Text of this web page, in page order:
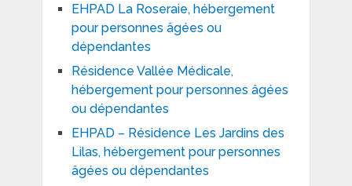
EHPAD La Roseraie, hébergement
pour personnes âgées ou
dépendantes
Résidence Vallée Médicale,
hébergement pour personnes âgées
ou dépendantes
EHPAD – Résidence Les Jardins des
Lilas, hébergement pour personnes
âgées ou dépendantes